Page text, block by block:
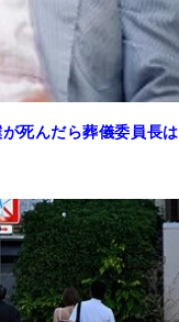
死んだら葬儀委員長は